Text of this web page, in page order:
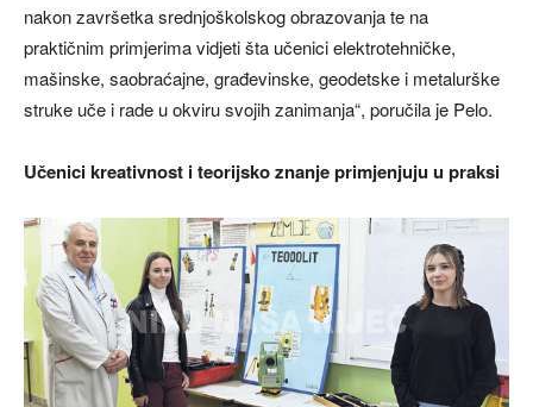
nakon završetka srednjoškolskog obrazovanja te na
praktičnim primjerima vidjeti šta učenici elektrotehničke,
mašinske, saobraćajne, građevinske, geodetske i metalurške
struke uče i rade u okviru svojih zanimanja“, poručila je Pelo.
Učenici kreativnost i teorijsko znanje primjenjuju u praksi